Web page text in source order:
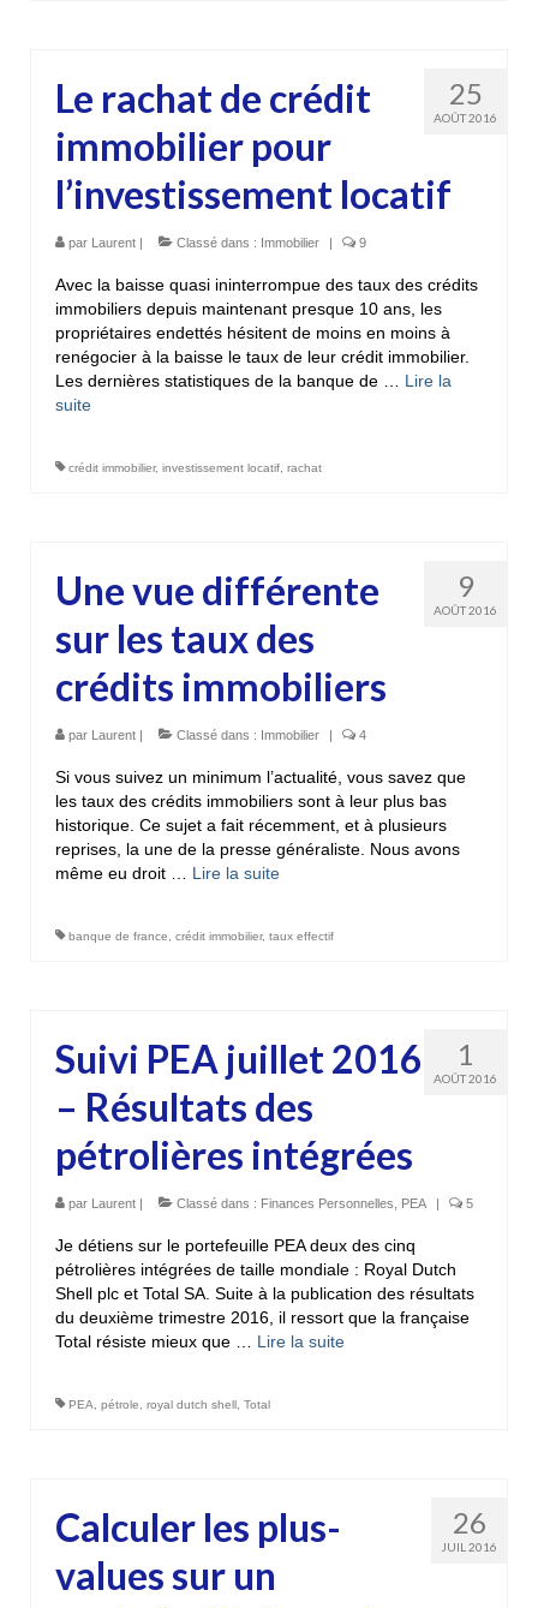
25
AOÛT 2016
Le rachat de crédit
immobilier pour
l’investissement locatif
par Laurent | Classé dans : Immobilier | 9
Avec la baisse quasi ininterrompue des taux des crédits
immobiliers depuis maintenant presque 10 ans, les
propriétaires endettés hésitent de moins en moins à
renégocier à la baisse le taux de leur crédit immobilier.
Les dernières statistiques de la banque de … Lire la
suite­­
crédit immobilier, investissement locatif rachat
9
AOÛT 2016
Une vue différente
sur les taux des
crédits immobiliers
par Laurent | Classé dans : Immobilier | 4
Si vous suivez un minimum l’actualité, vous savez que
les taux des crédits immobiliers sont à leur plus bas
historique. Ce sujet a fait récemment, et à plusieurs
reprises, la une de la presse généraliste. Nous avons
même eu droit … Lire la suite­­
banque de france crédit immobilier, taux effectif
1
AOÛT 2016
Suivi PEA juillet 2016
– Résultats des
pétrolières intégrées
par Laurent | Classé dans : Finances Personnelles PEA | 5
Je détiens sur le portefeuille PEA deux des cinq
pétrolières intégrées de taille mondiale : Royal Dutch
Shell plc et Total SA. Suite à la publication des résultats
du deuxième trimestre 2016, il ressort que la française
Total résiste mieux que … Lire la suite­­
PEA pétrole royal dutch shell Total
26
JUIL 2016
Calculer les plus-
values sur un